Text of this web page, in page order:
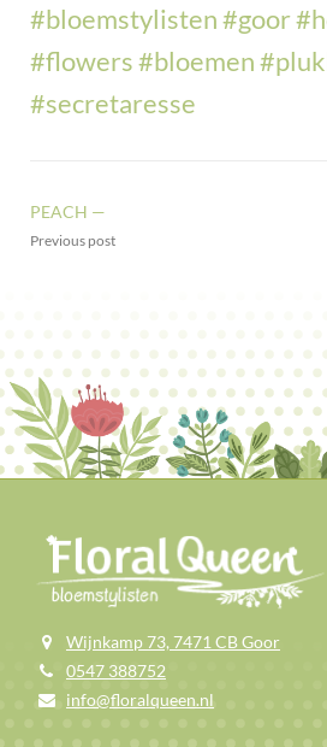
#bloemstylisten#goor
#flowers#bloemen
#secretaresse
PEACH —
Previous post
Wijnkamp 73, 7471 CB Goor
0547 388752
info@floralqueen.nl